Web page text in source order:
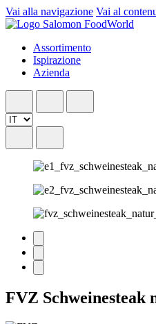
Vai alla navigazione Vai al
Assortimento
Ispirazione
Azienda
FVZ Schweinesteak